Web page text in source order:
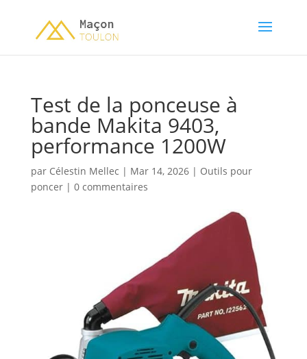
Test de la ponceuse à
bande Makita 9403,
performance 1200W
par Célestin Mellec | Mar 14, 2026| Outils pour
poncer| 0 commentaires